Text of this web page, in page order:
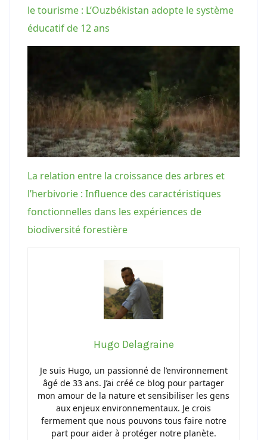
le tourisme : L’Ouzbékistan adopte le système
éducatif de 12 ans
La relation entre la croissance des arbres et
l’herbivorie : Influence des caractéristiques
fonctionnelles dans les expériences de
biodiversité forestière
Hugo Delagraine
Je suis Hugo, un passionné de l’environnement
âgé de 33 ans. J’ai créé ce blog pour partager
mon amour de la nature et sensibiliser les gens
aux enjeux environnementaux. Je crois
fermement que nous pouvons tous faire notre
part pour aider à protéger notre planète.